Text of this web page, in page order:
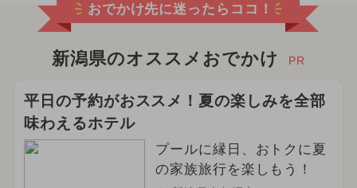
おでかけ先に迷ったらココ！
新潟県のオススメおでかけ PR
平日の予約がおススメ！夏の楽しみを全部
味わえるホテル
プールに縁日、おトクに夏
の家族旅行を楽しもう！